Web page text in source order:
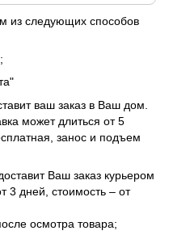
из следующих способов
ваш заказ в Ваш дом.
может длиться от 5
занос и подъем
Ваш заказ курьером
3 дней, стоимость – от
осмотра товара;